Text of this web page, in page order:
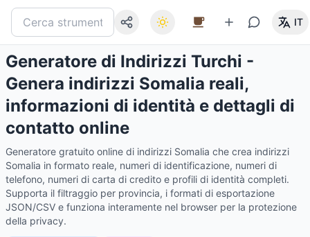
IT
Generatore di Indirizzi Turchi -
Genera indirizzi Somalia reali,
informazioni di identità e dettagli di
contatto online
Generatore gratuito online di indirizzi Somalia che crea indirizzi
Somalia in formato reale, numeri di identificazione, numeri di
telefono, numeri di carta di credito e profili di identità completi.
Supporta il filtraggio per provincia, i formati di esportazione
JSON/CSV e funziona interamente nel browser per la protezione
della privacy.